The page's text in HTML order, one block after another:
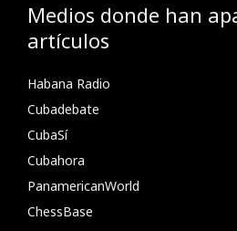
Medios donde han
artículos
Habana Radio
Cubadebate
CubaSí
Cubahora
PanamericanWorld
ChessBase